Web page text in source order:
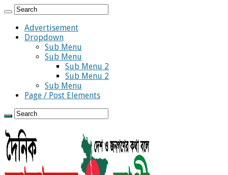
Advertisement
Dropdown
Sub Menu
Sub Menu
Sub Menu 2
Sub Menu 2
Sub Menu
Page / Post Elements